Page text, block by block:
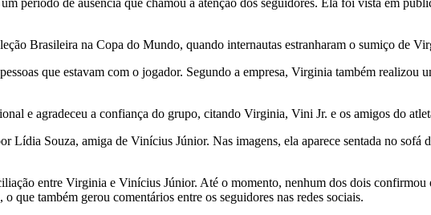
Brasileira na Copa do Mundo, quando internautas estranharam o sumiço de
que estavam com o jogador. Segundo a empresa, Virginia também realizou
e agradeceu a confiança do grupo, citando Virginia, Vini Jr. e os amigos do
Souza, amiga de Vinícius Júnior. Nas imagens, ela aparece sentada no sofá
entre Virginia e Vinícius Júnior. Até o momento, nenhum dos dois
também gerou comentários entre os seguidores nas redes sociais.